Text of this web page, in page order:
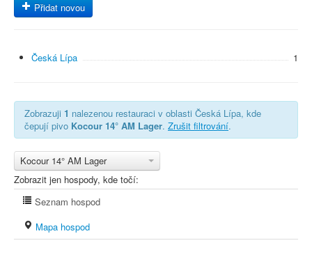
Přidat novou
Česká Lípa 1
Zobrazuji 1 nalezenou restauraci v oblasti Česká Lípa, kde
čepují pivo Kocour 14° AM Lager. Zrušit filtrování.
Kocour 14° AM Lager
Zobrazit jen hospody, kde točí:
Seznam hospod
Mapa hospod